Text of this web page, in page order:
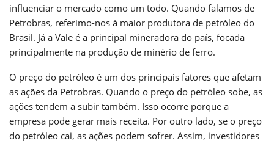
influenciar o mercado como um todo. Quando falamos de
Petrobras, referimo-nos à maior produtora de petróleo do
Brasil. Já a Vale é a principal mineradora do país, focada
principalmente na produção de minério de ferro.
O preço do petróleo é um dos principais fatores que afetam
as ações da Petrobras. Quando o preço do petróleo sobe, as
ações tendem a subir também. Isso ocorre porque a
empresa pode gerar mais receita. Por outro lado, se o preço
do petróleo cai, as ações podem sofrer. Assim, investidores